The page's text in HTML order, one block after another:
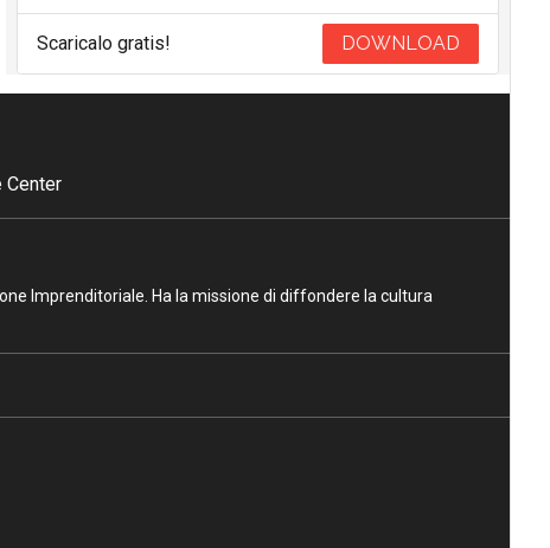
Scaricalo gratis! DOWNLOAD
Center
Imprenditoriale. Ha la missione di diffondere la cultura